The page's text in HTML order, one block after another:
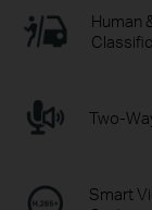
Human
Two-
Smart